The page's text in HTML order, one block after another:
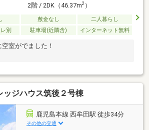
2階 / 2DK（46.37m2）
敷金なし
二人暮らし
別
駐車場(近隣含) インターネット無料
空室がでました！
ッジハウス筑後２号棟
鹿児島本線 西牟田駅 徒歩34分
その他の交通